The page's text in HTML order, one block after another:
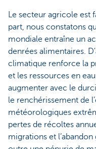
Le secteur agricole
part, nous constatons
mondiale entraîne un
denrées alimentaires.
climatique renforce la
et les ressources en
augmenter avec le
le renchérissement de
météorologiques
pertes de récoltes
migrations et